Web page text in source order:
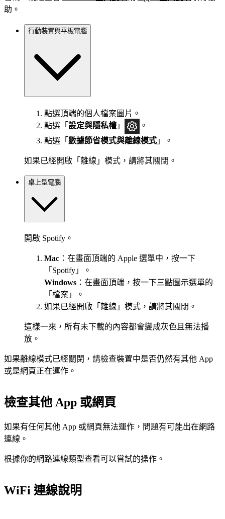
助。
行動裝置與平板電腦
點選頂端的個人檔案圖片。
點選「 設定與隱私權 」
。
點選「 數據節省模式與離線模式 」。
如果已經開啟「離線」模式，請將其關閉。
桌上型電腦
開啟 Spotify。
Mac ：在畫面頂端的 Apple 選單中，按一下
「Spotify」。
Windows ：在畫面頂端，按一下三點圖示選單的
「檔案」。
如果已經開啟「離線」模式，請將其關閉。
這樣一來，所有未下載的內容都會變成灰色且無法播
放。
如果離線模式已經關閉，請檢查裝置中是否仍然有其他 App
或是網頁正在運作。
檢查其他 App 或網頁
如果有任何其他 App 或網頁無法運作，問題有可能出在網路
連線。
根據你的網路連線類型查看可以嘗試的操作。
WiFi 連線說明